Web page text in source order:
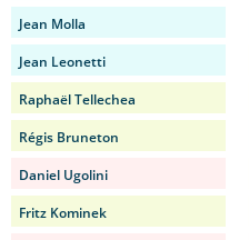
Jean Molla
Jean Leonetti
Raphaël Tellechea
Régis Bruneton
Daniel Ugolini
Fritz Kominek